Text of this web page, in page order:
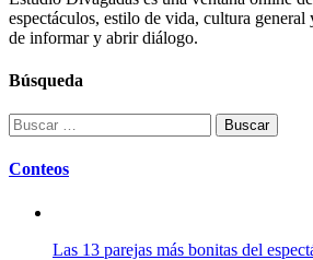
espectáculos, estilo de vida, cultura
de informar y abrir diálogo.
Búsqueda
Buscar:
Conteos
Las 13 parejas más bonitas del